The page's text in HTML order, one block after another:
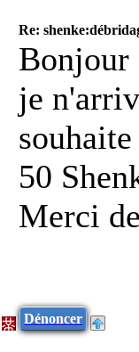
Re:
Bonjour
je
50
Merci
Dénoncer